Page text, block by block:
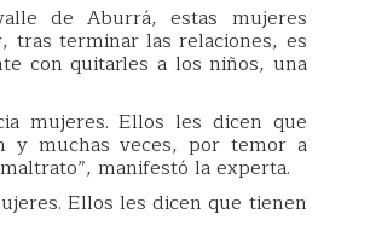
de Aburrá, estas mujeres
tras terminar las relaciones, es
con quitarles a los niños, una
mujeres. Ellos les dicen que
y muchas veces, por temor a
manifestó la experta.
Ellos les dicen que tienen